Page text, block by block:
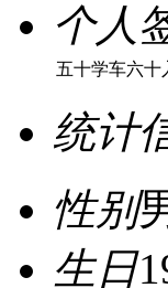
个人
五十学车六十
统计
性别
生日